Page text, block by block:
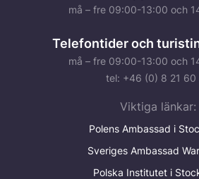
må – fre 09:00-13:00 och
Telefontider och
må – fre 09:00-13:00 och
tel: +46 (0) 8 21 60
Viktiga länkar:
Polens Ambassad i
Sveriges Ambassad
Polska Institutet i